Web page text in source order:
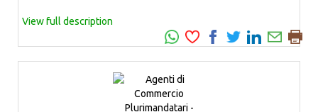
View full description